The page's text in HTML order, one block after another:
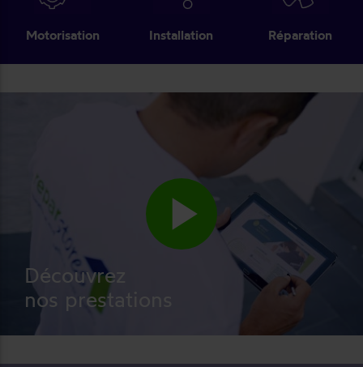
Motorisation Installation Réparation
Découvrez
nos prestations
play_arrow